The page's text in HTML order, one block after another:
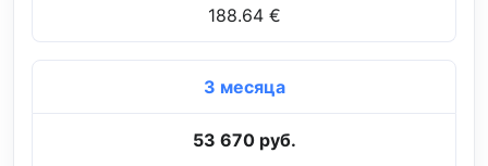
188.64 €
3 месяца
53 670 руб.